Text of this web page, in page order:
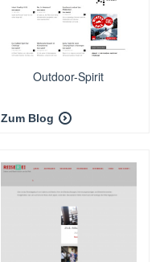
Outdoor-Spirit
Zum Blog